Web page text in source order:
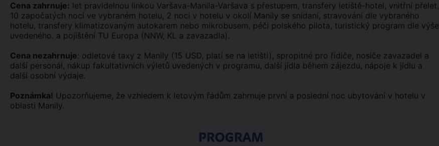
Cena zahrnuje: let pravidelnou linkou Varšava-Manila-Varšava s přestupem, transfery letiště-hotel, vnitřní přelet,
10 započatých nocí ve vybraném hotelu, 2 noci v hotelu v okolí Manily se snídaní, stravování dle vybraného
hotelu, transfery klimatizovaným autokarem nebo mikrobusem, péči polského pilota, turistický program dle výše
uvedeného. a pojištění TU Europa (NNW, KL a zavazadla).
Cena nezahrnuje: odletové taxy z Manily (15 USD, platí se na letišti), spropitné pro řidiče, nosiče zavazadel a
další personál, nákup fakultativních výletů uvedených v programu, další jídla během zájezdu, nápoje k jídlu a
další osobní výdaje.
Poznámka! Upozorňujeme, že vzhledem k letovým řádům zahrnuje první a poslední noc ubytování v hotelu v
oblasti Manily.
PROGRAM